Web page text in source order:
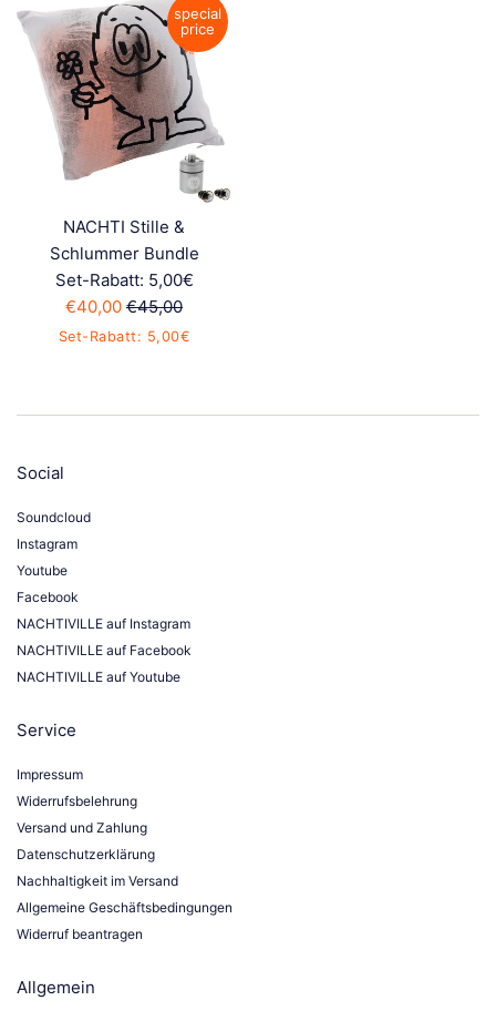
NACHTI Stille &
Schlummer Bundle
Set-Rabatt: 5,00€
Sonderpreis
€40,00 Normaler
Preis
€45,00
special
price
Set-Rabatt: 5,00€
Social
Soundcloud
Instagram
Youtube
Facebook
NACHTIVILLE auf Instagram
NACHTIVILLE auf Facebook
NACHTIVILLE auf Youtube
Service
Impressum
Widerrufsbelehrung
Versand und Zahlung
Datenschutzerklärung
Nachhaltigkeit im Versand
Allgemeine Geschäftsbedingungen
Widerruf beantragen
Allgemein